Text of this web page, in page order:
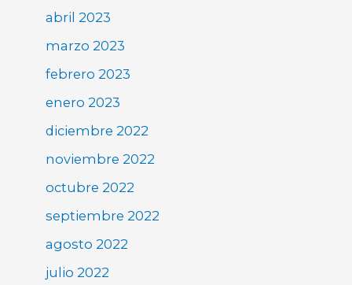
abril 2023
marzo 2023
febrero 2023
enero 2023
diciembre 2022
noviembre 2022
octubre 2022
septiembre 2022
agosto 2022
julio 2022